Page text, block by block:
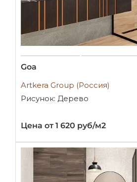
Goa
Artkera Group (Россия)
Рисунок: Дерево
Цена от 1 620 руб/м2